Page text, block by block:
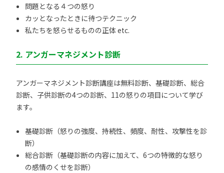
問題となる４つの怒り
カッとなったときに待つテクニック
私たちを怒らせるものの正体 etc.
2. アンガーマネジメント診断
アンガーマネジメント診断講座は無料診断、基礎診断、総合
診断、子供診断の4つの診断、11の怒りの項目について学び
ます。
基礎診断（怒りの強度、持続性、頻度、耐性、攻撃性を診
断）
総合診断（基礎診断の内容に加えて、6つの特徴的な怒り
の感情のくせを診断）